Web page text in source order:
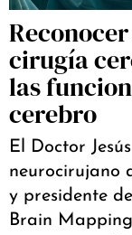
cirugía
las
cerebro
El Doctor
neurocirujano
y presidente
Brain